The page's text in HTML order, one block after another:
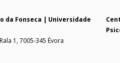
da Fonseca | Universidade
1, 7005-345 Évora